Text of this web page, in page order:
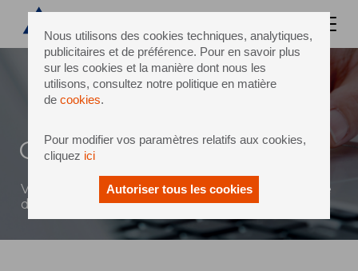
Nous utilisons des cookies techniques, analytiques,
publicitaires et de préférence. Pour en savoir plus
sur les cookies et la manière dont nous les
utilisons, consultez notre politique en matière
de cookies.
Pour modifier vos paramètres relatifs aux cookies,
cliquez ici
Autoriser tous les cookies
Contact
Vous pouvez envoyer un message à Sidel à l'aide
du formulaire ci-dessous